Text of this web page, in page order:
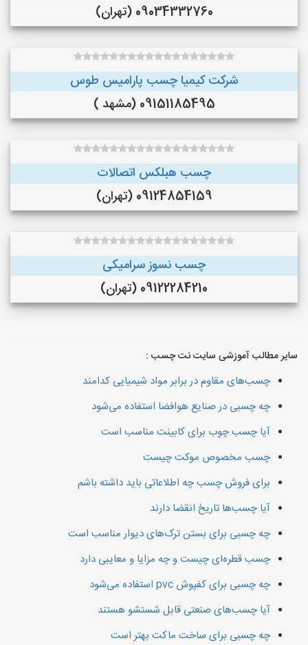
09034332760 (تهران)
شرکت کیمیا چسب پارامیس طوس
09151185495 (مشهد )
چسب هبلکس اتصالات
09124854159 (تهران)
چسب نسوز سرامیکی
09122284210 (تهران)
سایر مطالب آموزشی سایت نت چسب :
چسب‌های مقاوم در برابر مواد شیمیایی کدامند
چه چسبی در صنایع هوافضا استفاده می‌شود
آیا چسب چوب برای کابینت مناسب است
چسب مخصوص موکت چیست
برای فروش چسب چه اطلاعاتی باید داشته باشم
آیا چسب‌ها تاریخ انقضا دارند
چه چسبی برای بستن ترک‌های دیوار مناسب است
چسب قطره‌ای چیست و چه مزایا و معایبی دارد
چه چسبی برای کفپوش pvc استفاده می‌شود
آیا چسب‌های صنعتی قابل شستشو هستند
چه چسبی برای ساخت ماکت بهتر است